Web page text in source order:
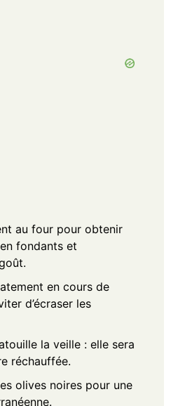
au four pour obtenir
fondants et
en cours de
d’écraser les
la veille : elle sera
réchauffée.
olives noires pour une